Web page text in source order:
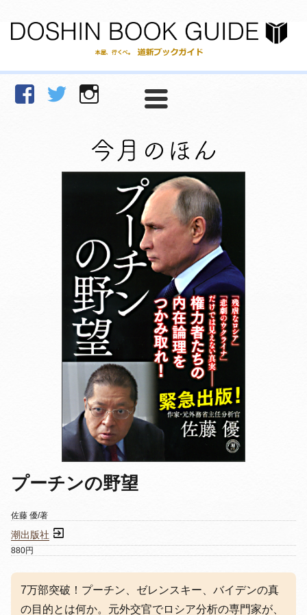
facebookTwitter Instagram
プーチンの野望
佐藤 優/著
潮出版社
880円
7万部突破！プーチン、ゼレンスキー、バイデンの真
の目的とは何か。元外交官でロシア分析の専門家が、